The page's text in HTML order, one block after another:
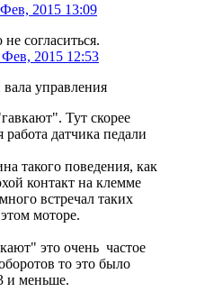
2015 13:09
согласиться.
2015 12:53
управления
Тут скорее
работа датчика педали
такого поведения, как
контакт на клемме
встречал таких
моторе.
это очень частое
то это было
и меньше.